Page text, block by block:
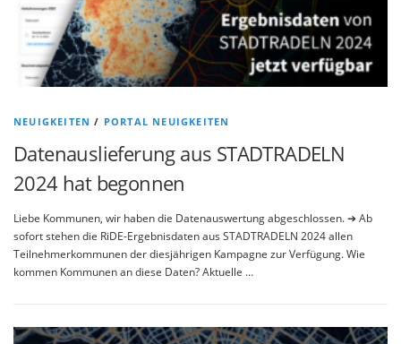
NEUIGKEITEN / PORTAL NEUIGKEITEN
Datenauslieferung aus STADTRADELN
2024 hat begonnen
Liebe Kommunen, wir haben die Datenauswertung abgeschlossen. ➔ Ab
sofort stehen die RiDE-Ergebnisdaten aus STADTRADELN 2024 allen
Teilnehmerkommunen der diesjährigen Kampagne zur Verfügung. Wie
kommen Kommunen an diese Daten? Aktuelle …